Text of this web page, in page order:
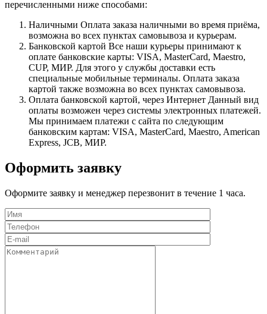
перечисленными ниже способами:
Наличными Оплата заказа наличными во время приёма,
возможна во всех пунктах самовывоза и курьерам.
Банковской картой Все наши курьеры принимают к
оплате банковские карты: VISA, MasterCard, Maestro,
CUP, МИР. Для этого у службы доставки есть
специальные мобильные терминалы. Оплата заказа
картой также возможна во всех пунктах самовывоза.
Оплата банковской картой, через Интернет Данный вид
оплаты возможен через системы электронных платежей.
Мы принимаем платежи с сайта по следующим
банковским картам: VISA, MasterCard, Maestro, American
Express, JCB, МИР.
Оформить заявку
Оформите заявку и менеджер перезвонит в течение 1 часа.